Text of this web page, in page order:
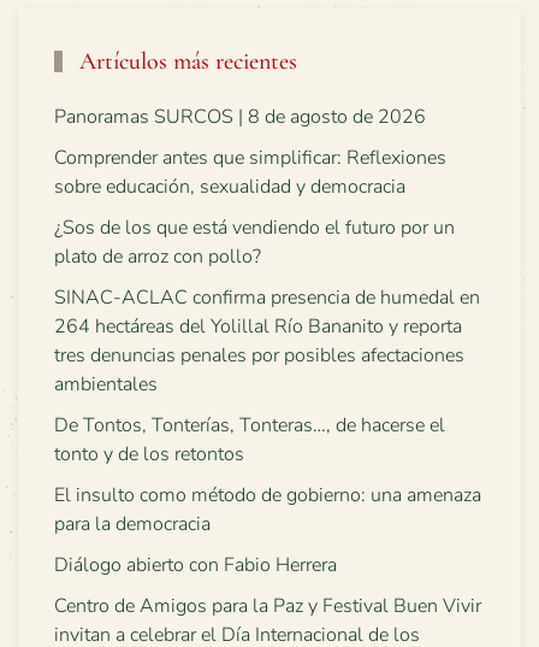
Artículos más recientes
Panoramas SURCOS | 8 de agosto de 2026
Comprender antes que simplificar: Reflexiones
sobre educación, sexualidad y democracia
¿Sos de los que está vendiendo el futuro por un
plato de arroz con pollo?
SINAC-ACLAC confirma presencia de humedal en
264 hectáreas del Yolillal Río Bananito y reporta
tres denuncias penales por posibles afectaciones
ambientales
De Tontos, Tonterías, Tonteras…, de hacerse el
tonto y de los retontos
El insulto como método de gobierno: una amenaza
para la democracia
Diálogo abierto con Fabio Herrera
Centro de Amigos para la Paz y Festival Buen Vivir
invitan a celebrar el Día Internacional de los